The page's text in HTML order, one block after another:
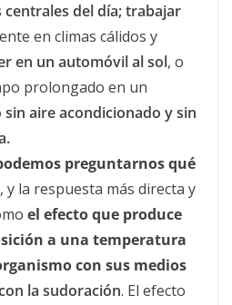
centrales del día; trabajar
en climas cálidos y
en un automóvil al sol, o
prolongado en un
aire acondicionado y sin
preguntarnos qué
, y la respuesta más directa y
el efecto que produce
a una temperatura
con sus medios
la sudoración. El efecto